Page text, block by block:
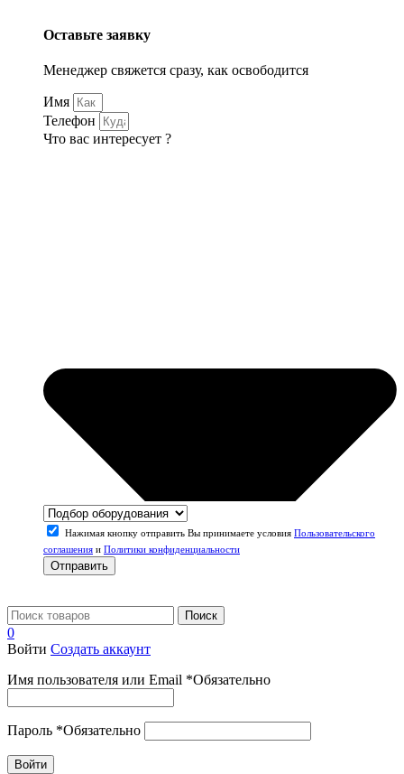
Оставьте заявку
Менеджер свяжется сразу, как освободится
Имя
Телефон
Что вас интересует ?
Нажимая кнопку отправить Вы принимаете условия Пользовательского
соглашения и Политики конфиденциальности
Отправить
Поиск
0
Войти Создать аккаунт
Имя пользователя или Email *Обязательно
Пароль *Обязательно
Войти